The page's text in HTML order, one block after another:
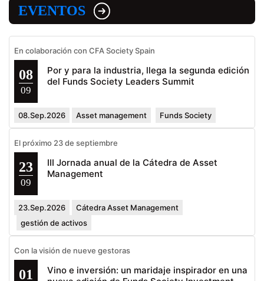
EVENTOS
En colaboración con CFA Society Spain
08
09
Por y para la industria, llega la segunda edición
del Funds Society Leaders Summit
08.Sep.2026 Asset management Funds Society
El próximo 23 de septiembre
23
09
III Jornada anual de la Cátedra de Asset
Management
23.Sep.2026
Cátedra Asset Management
gestión de activos
Con la visión de nueve gestoras
01
Vino e inversión: un maridaje inspirador en una